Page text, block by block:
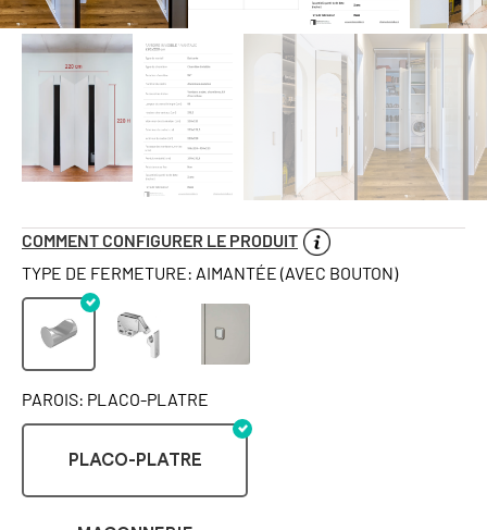
COMMENT CONFIGURER LE PRODUIT
TYPE DE FERMETURE: AIMANTÉE (AVEC BOUTON)
PAROIS: PLACO-PLATRE
PLACO-PLATRE